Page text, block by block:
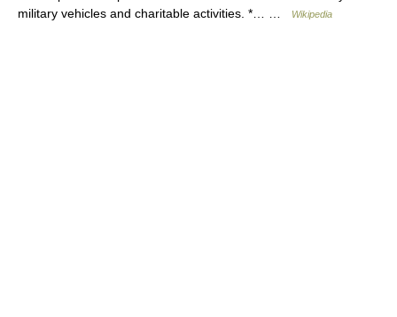
military vehicles and charitable activities. *… …
Wikipedia